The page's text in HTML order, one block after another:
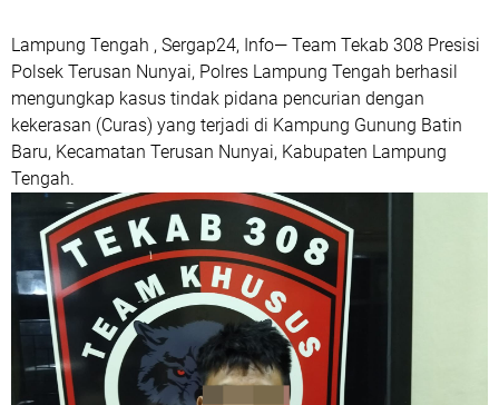
Lampung Tengah , Sergap24, Info— Team Tekab 308 Presisi
Polsek Terusan Nunyai, Polres Lampung Tengah berhasil
mengungkap kasus tindak pidana pencurian dengan
kekerasan (Curas) yang terjadi di Kampung Gunung Batin
Baru, Kecamatan Terusan Nunyai, Kabupaten Lampung
Tengah.